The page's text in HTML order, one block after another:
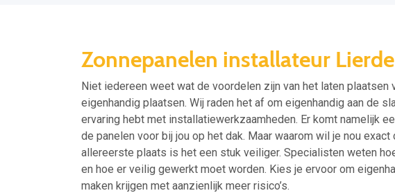
Zonnepanelen installateur
Niet iedereen weet wat de voordelen zijn van het laten plaatsen
eigenhandig plaatsen. Wij raden het af om eigenhandig aan de
ervaring hebt met installatiewerkzaamheden. Er komt namelijk
de panelen voor bij jou op het dak. Maar waarom wil je nou
allereerste plaats is het een stuk veiliger. Specialisten weten
en hoe er veilig gewerkt moet worden. Kies je ervoor om
maken krijgen met aanzienlijk meer risico’s.